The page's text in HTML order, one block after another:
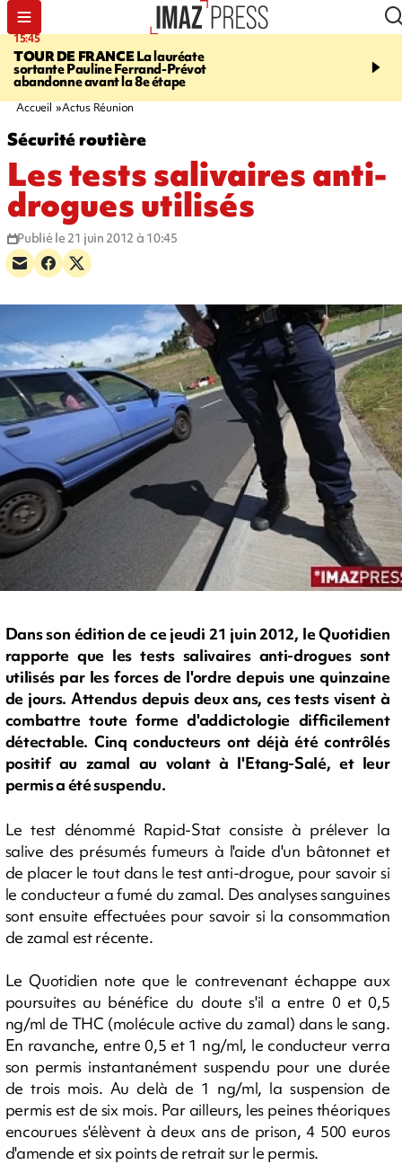
15:45
TOUR DE FRANCELa lauréate
sortante Pauline Ferrand-Prévot
abandonne avant la 8e étape
20:17
routière, concours de
Accueil Actus Réunion
Sécurité routière
Les tests salivaires anti-
drogues utilisés
Publié le 21 juin 2012 à 10:45
Dans son édition de ce jeudi 21 juin 2012, le Quotidien
rapporte que les tests salivaires anti-drogues sont
utilisés par les forces de l'ordre depuis une quinzaine
de jours. Attendus depuis deux ans, ces tests visent à
combattre toute forme d'addictologie difficilement
détectable. Cinq conducteurs ont déjà été contrôlés
positif au zamal au volant à l'Etang-Salé, et leur
permis a été suspendu.
Le test dénommé Rapid-Stat consiste à prélever la
salive des présumés fumeurs à l'aide d'un bâtonnet et
de placer le tout dans le test anti-drogue, pour savoir si
le conducteur a fumé du zamal. Des analyses sanguines
sont ensuite effectuées pour savoir si la consommation
de zamal est récente.
Le Quotidien note que le contrevenant échappe aux
poursuites au bénéfice du doute s'il a entre 0 et 0,5
ng/ml de THC (molécule active du zamal) dans le sang.
En ravanche, entre 0,5 et 1 ng/ml, le conducteur verra
son permis instantanément suspendu pour une durée
de trois mois. Au delà de 1 ng/ml, la suspension de
permis est de six mois. Par ailleurs, les peines théoriques
encourues s'élèvent à deux ans de prison, 4 500 euros
d'amende et six points de retrait sur le permis.